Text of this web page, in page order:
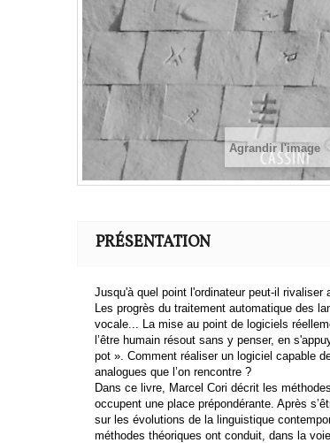
Agrandir l'image
PRÉSENTATION
Jusqu'à quel point l'ordinateur peut-il
Les progrès du traitement automatique des
vocale... La mise au point de logiciels
l’être humain résout sans y penser, en
pot ». Comment réaliser un logiciel capable
analogues que l’on rencontre ?
Dans ce livre, Marcel Cori décrit les
occupent une place prépondérante. Après
sur les évolutions de la linguistique
méthodes théoriques ont conduit, dans la